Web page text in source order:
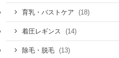
育乳・バストケア (18)
着圧レギンス (14)
除毛・脱毛 (13)